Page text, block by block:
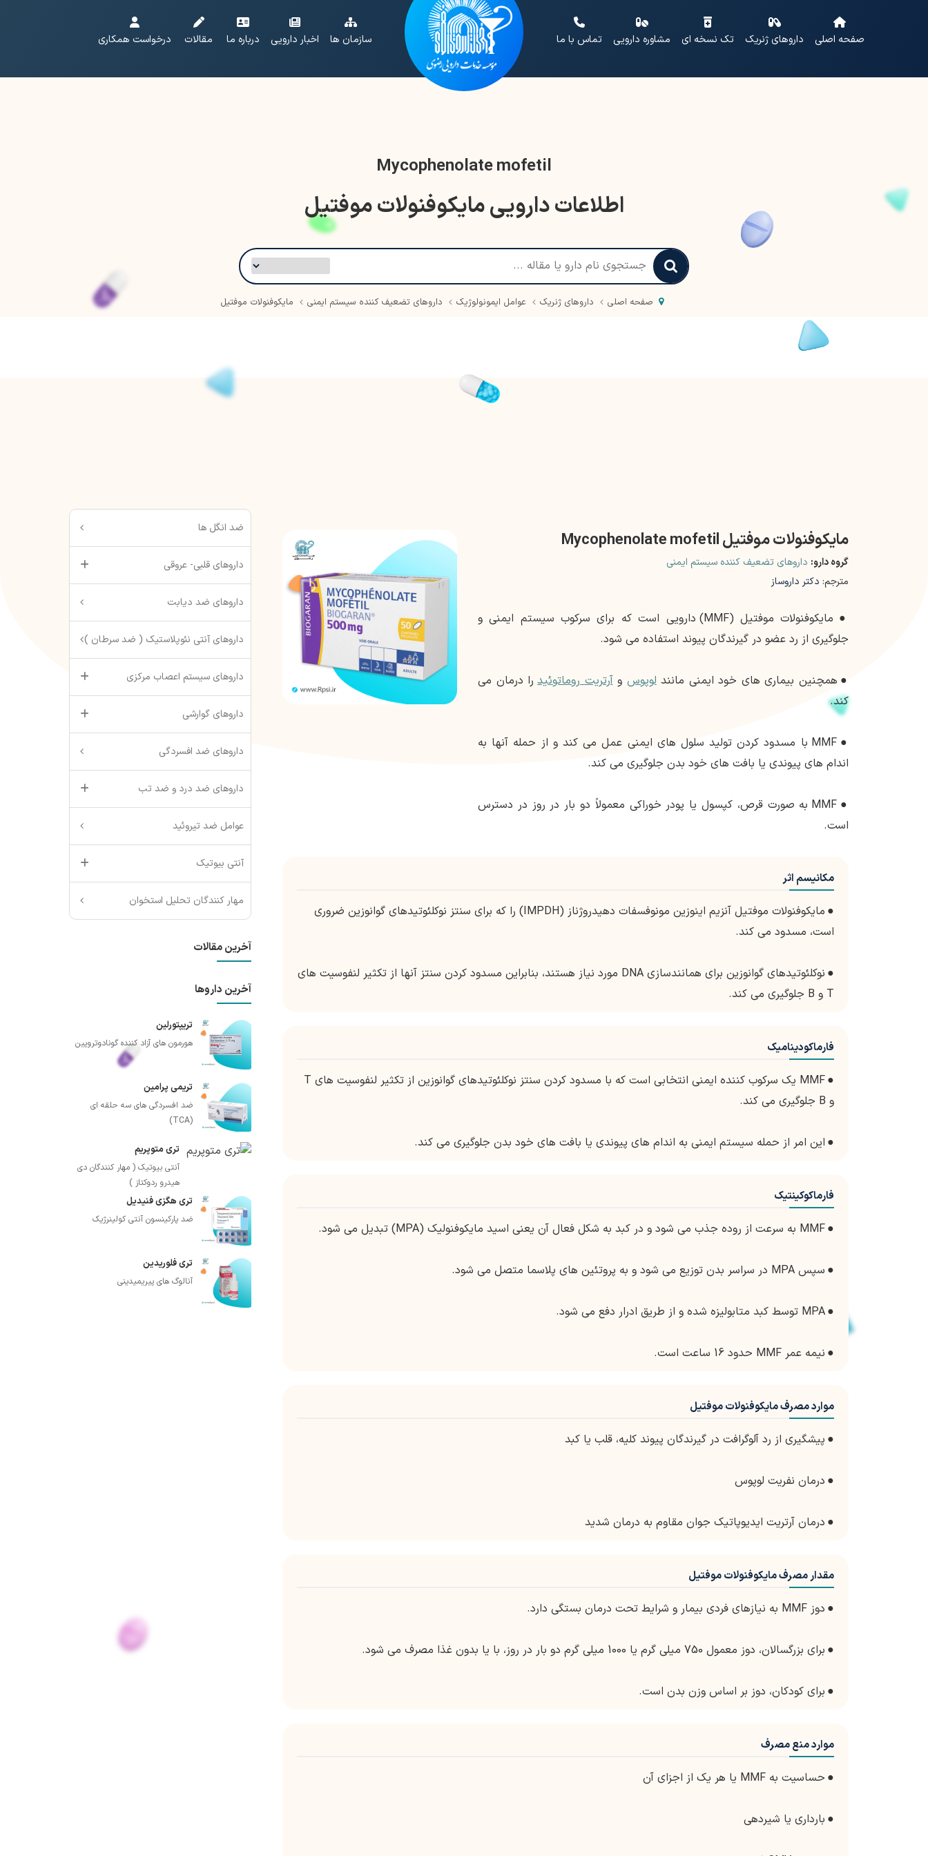
صفحه اصلی داروهای ژنریک تک نسخه ای مشاوره دارویی تماس با ما سازمان ها اخبار دارویی درباره ما مقالات درخواست همکاری
Mycophenolate mofetil
اطلاعات دارویی مایکوفنولات موفتیل
صفحه اصلی داروهای ژنریک عوامل ایمونولوژیک داروهای تضعیف کننده سیستم ایمنی مایکوفنولات موفتیل
مایکوفنولات موفتیل Mycophenolate mofetil
گروه دارو: داروهای تضعیف کننده سیستم ایمنی
مترجم: دکتر داروساز
●
مایکوفنولات موفتیل (MMF) دارویی است که برای سرکوب سیستم ایمنی و
جلوگیری از رد عضو در گیرندگان پیوند استفاده می شود.
● همچنین بیماری های خود ایمنی مانندلوپوس وآرتریت روماتوئیدرا درمان می
کند.
●
MMF با مسدود کردن تولید سلول های ایمنی عمل می کند و از حمله آنها به
اندام های پیوندی یا بافت های خود بدن جلوگیری می کند.
●
MMF به صورت قرص، کپسول یا پودر خوراکی معمولاً دو بار در روز در دسترس
است.
مکانیسم اثر
●
مایکوفنولات موفتیل آنزیم اینوزین مونوفسفات دهیدروژناز (IMPDH) را که برای سنتز نوکلئوتیدهای گوانوزین ضروری
است، مسدود می کند.
●
نوکلئوتیدهای گوانوزین برای همانندسازی DNA مورد نیاز هستند، بنابراین مسدود کردن سنتز آنها از تکثیر لنفوسیت های
T و B جلوگیری می کند.
فارماکودینامیک
●
MMF یک سرکوب کننده ایمنی انتخابی است که با مسدود کردن سنتز نوکلئوتیدهای گوانوزین از تکثیر لنفوسیت های T
و B جلوگیری می کند.
● این امر از حمله سیستم ایمنی به اندام های پیوندی یا بافت های خود بدن جلوگیری می کند.
فارماکوکینتیک
●MMF به سرعت از روده جذب می شود و در کبد به شکل فعال آن یعنی اسید مایکوفنولیک (MPA) تبدیل می شود.
● سپس MPA در سراسر بدن توزیع می شود و به پروتئین های پلاسما متصل می شود.
●MPA توسط کبد متابولیزه شده و از طریق ادرار دفع می شود.
● نیمه عمر MMF حدود 16 ساعت است.
موارد مصرف مایکوفنولات موفتیل
● پیشگیری از رد آلوگرافت در گیرندگان پیوند کلیه، قلب یا کبد
● درمان نفریت لوپوس
● درمان آرتریت ایدیوپاتیک جوان مقاوم به درمان شدید
مقدار مصرف مایکوفنولات موفتیل
● دوز MMF به نیازهای فردی بیمار و شرایط تحت درمان بستگی دارد.
● برای بزرگسالان، دوز معمول 750 میلی گرم یا 1000 میلی گرم دو بار در روز، با یا بدون غذا مصرف می شود.
● برای کودکان، دوز بر اساس وزن بدن است.
موارد منع مصرف
● حساسیت به MMF یا هر یک از اجزای آن
● بارداری یا شیردهی
ضد انگل ها
داروهای قلبی- عروقی
داروهای ضد دیابت
داروهای آنتی نئوپلاستیک ( ضد سرطان )
داروهای سیستم اعصاب مرکزی
داروهای گوارشی
داروهای ضد افسردگی
داروهای ضد درد و ضد تب
عوامل ضد تیروئید
آنتی بیوتیک
مهار کنندگان تحلیل استخوان
آخرین مقالات
آخرین داروها
تریپتورلین
هورمون های آزاد کننده گونادوتروپین
تریمی پرامین
ضد افسردگی های سه حلقه ای
(TCA)
تری متوپریم
آنتی بیوتیک ( مهار کنندگان دی
هیدرو ردوکتاز )
تری هگزی فنیدیل
ضد پارکینسون آنتی کولینرژیک
تری فلوریدین
آنالوگ های پیریمیدینی